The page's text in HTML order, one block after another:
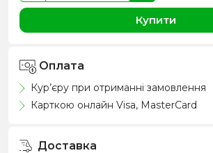
Купити
Оплата
Кур’єру при отриманні замовлення
Карткою онлайн Visa, MasterCard
Доставка